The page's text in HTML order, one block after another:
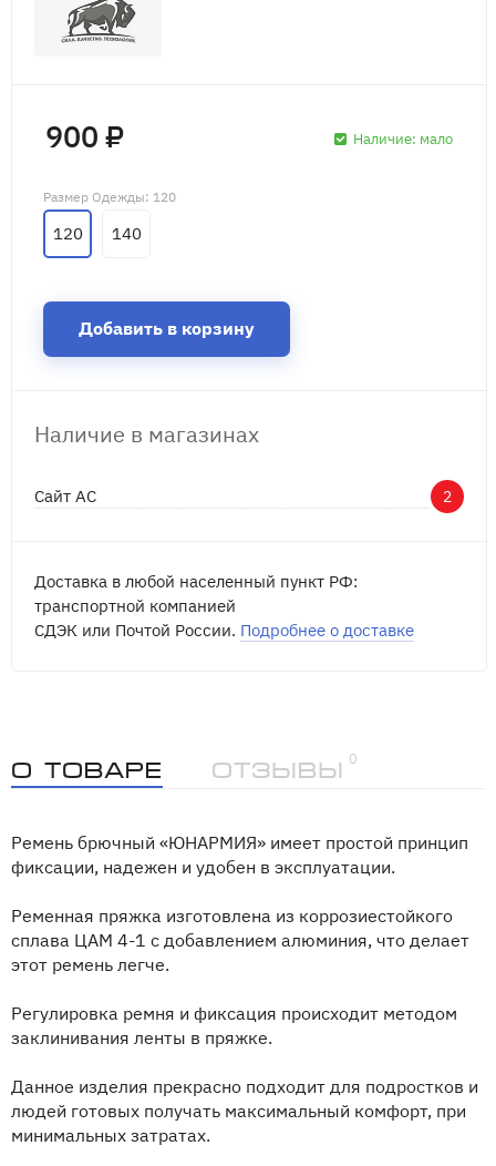
Размер Одежды: 120
120 140
900 ₽ Наличие: мало
Добавить в корзину
Наличие в магазинах
Сайт АС 2
Доставка в любой населенный пункт РФ:
транспортной компанией
СДЭК или Почтой России. Подробнее о доставке
О товаре Отзывы
0
Ремень брючный «ЮНАРМИЯ» имеет простой принцип
фиксации, надежен и удобен в эксплуатации.
Ременная пряжка изготовлена из коррозиестойкого
сплава ЦАМ 4-1 с добавлением алюминия, что делает
этот ремень легче.
Регулировка ремня и фиксация происходит методом
заклинивания ленты в пряжке.
Данное изделия прекрасно подходит для подростков и
людей готовых получать максимальный комфорт, при
минимальных затратах.